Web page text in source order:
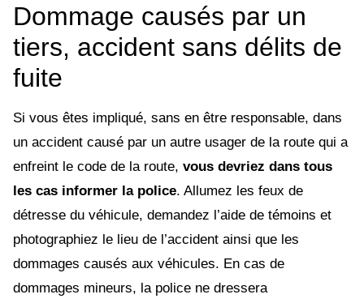
Dommage causés par un
tiers, accident sans délits de
fuite
Si vous êtes impliqué, sans en être responsable, dans
un accident causé par un autre usager de la route qui a
enfreint le code de la route, vous devriez dans tous
les cas informer la police. Allumez les feux de
détresse du véhicule, demandez l’aide de témoins et
photographiez le lieu de l’accident ainsi que les
dommages causés aux véhicules. En cas de
dommages mineurs, la police ne dressera